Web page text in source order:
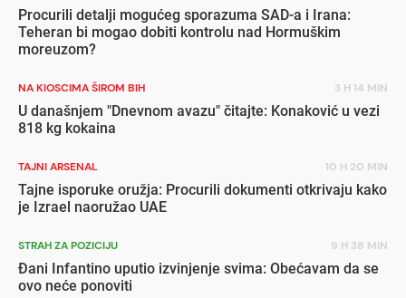
Procurili detalji mogućeg sporazuma SAD-a i Irana:
Teheran bi mogao dobiti kontrolu nad Hormuškim
moreuzom?
NA KIOSCIMA ŠIROM BIH 3 H 14 MIN
U današnjem "Dnevnom avazu" čitajte: Konaković u vezi
818 kg kokaina
TAJNI ARSENAL 10 H 20 MIN
Tajne isporuke oružja: Procurili dokumenti otkrivaju kako
je Izrael naoružao UAE
STRAH ZA POZICIJU 9 H 38 MIN
Đani Infantino uputio izvinjenje svima: Obećavam da se
ovo neće ponoviti